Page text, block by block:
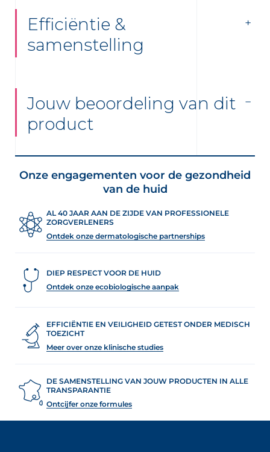
Efficiëntie &
samenstelling
Jouw beoordeling van dit
product
Onze engagementen voor de gezondheid
van de huid
AL 40 JAAR AAN DE ZIJDE VAN PROFESSIONELE
ZORGVERLENERS
Ontdek onze dermatologische partnerships
DIEP RESPECT VOOR DE HUID
Ontdek onze ecobiologische aanpak
EFFICIËNTIE EN VEILIGHEID GETEST ONDER MEDISCH
TOEZICHT
Meer over onze klinische studies
DE SAMENSTELLING VAN JOUW PRODUCTEN IN ALLE
TRANSPARANTIE
Ontcijfer onze formules